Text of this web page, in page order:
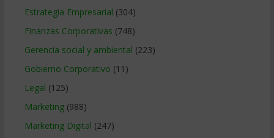
Estrategia Empresarial (304)
Finanzas Corporativas (748)
Gerencia social y ambiental (223)
Gobierno Corporativo (11)
Legal (125)
Marketing(988)
Marketing Digital (247)